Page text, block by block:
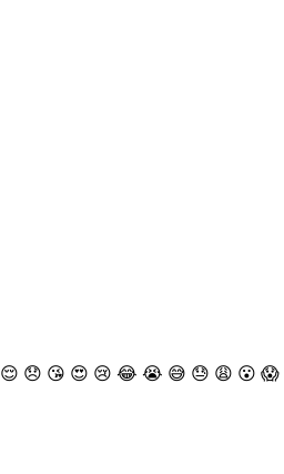
😌 😞 😘 😍 😢 😂 😭 😅 😓 😩 😮 😱